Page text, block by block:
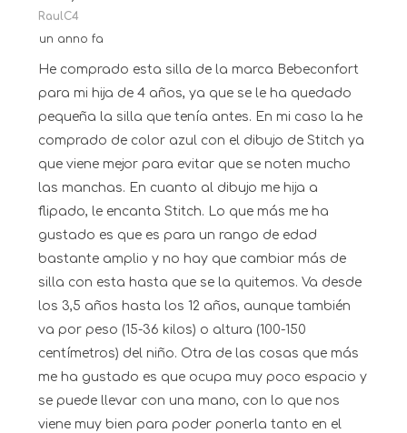
RaulC4
un anno fa
He comprado esta silla de la marca Bebeconfort
para mi hija de 4 años, ya que se le ha quedado
pequeña la silla que tenía antes. En mi caso la he
comprado de color azul con el dibujo de Stitch ya
que viene mejor para evitar que se noten mucho
las manchas. En cuanto al dibujo me hija a
flipado, le encanta Stitch. Lo que más me ha
gustado es que es para un rango de edad
bastante amplio y no hay que cambiar más de
silla con esta hasta que se la quitemos. Va desde
los 3,5 años hasta los 12 años, aunque también
va por peso (15-36 kilos) o altura (100-150
centímetros) del niño. Otra de las cosas que más
me ha gustado es que ocupa muy poco espacio y
se puede llevar con una mano, con lo que nos
viene muy bien para poder ponerla tanto en el